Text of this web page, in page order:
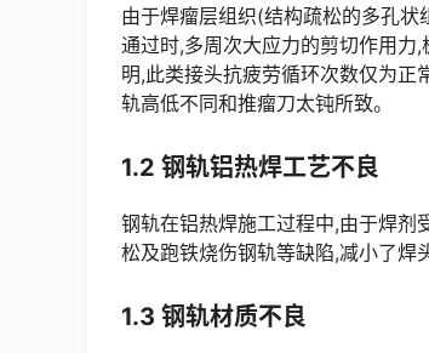
由于焊瘤层组织(结构疏松的多孔
通过时,多周次大应力的剪切作用力
明,此类接头抗疲劳循环次数仅为正
轨高低不同和推瘤刀太钝所致。󠅅󠅃󠄵󠅂󠄪󠇖󠆨󠆨󠇕󠆞󠆒󠅬󠇘󠆭󠆘󠇙󠆝󠅵󠇗󠆭󠆁󠄐󠇗󠅹󠅸󠇖󠆍󠅳󠇖󠅹󠅰󠇖󠆌󠅹
1.2 钢轨铝热焊工艺不良
钢轨在铝热焊施工过程中,由于焊剂
松及跑铁烧伤钢轨等缺陷,减小了焊
1.3 钢轨材质不良